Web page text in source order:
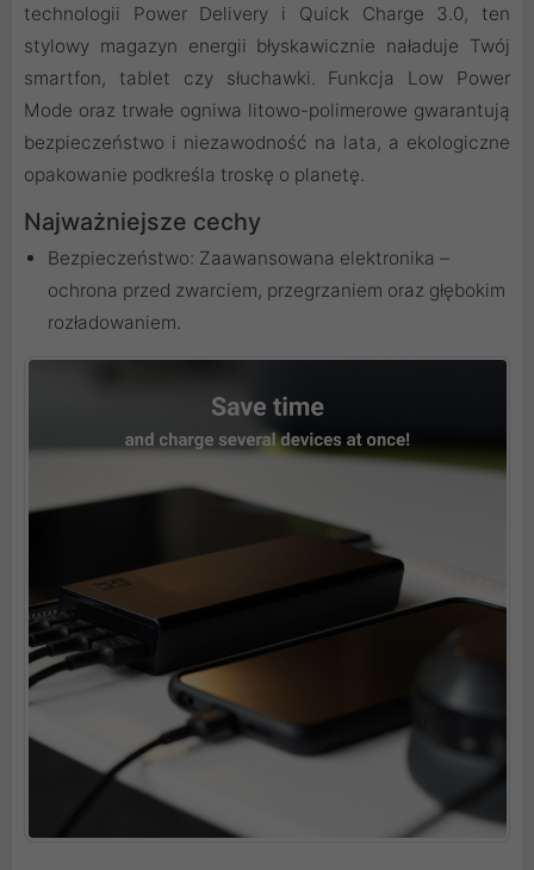
technologii Power Delivery i Quick Charge 3.0, ten
stylowy magazyn energii błyskawicznie naładuje Twój
smartfon, tablet czy słuchawki. Funkcja Low Power
Mode oraz trwałe ogniwa litowo-polimerowe gwarantują
bezpieczeństwo i niezawodność na lata, a ekologiczne
opakowanie podkreśla troskę o planetę.
Najważniejsze cechy
Bezpieczeństwo: Zaawansowana elektronika –
ochrona przed zwarciem, przegrzaniem oraz głębokim
rozładowaniem.